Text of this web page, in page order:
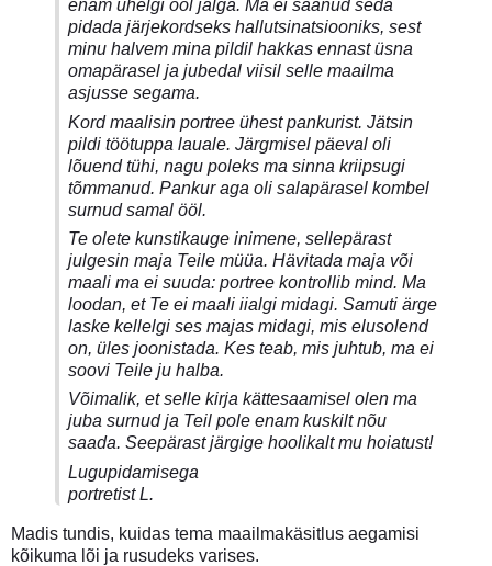
enam ühelgi ööl jalga. Ma ei saanud seda
pidada järjekordseks hallutsinatsiooniks, sest
minu halvem mina pildil hakkas ennast üsna
omapärasel ja jubedal viisil selle maailma
asjusse segama.
Kord maalisin portree ühest pankurist. Jätsin
pildi töötuppa lauale. Järgmisel päeval oli
lõuend tühi, nagu poleks ma sinna kriipsugi
tõmmanud. Pankur aga oli salapärasel kombel
surnud samal ööl.
Te olete kunstikauge inimene, sellepärast
julgesin maja Teile müüa. Hävitada maja või
maali ma ei suuda: portree kontrollib mind. Ma
loodan, et Te ei maali iialgi midagi. Samuti ärge
laske kellelgi ses majas midagi, mis elusolend
on, üles joonistada. Kes teab, mis juhtub, ma ei
soovi Teile ju halba.
Võimalik, et selle kirja kättesaamisel olen ma
juba surnud ja Teil pole enam kuskilt nõu
saada. Seepärast järgige hoolikalt mu hoiatust!
Lugupidamisega
portretist L.
Madis tundis, kuidas tema maailmakäsitlus aegamisi
kõikuma lõi ja rusudeks varises.